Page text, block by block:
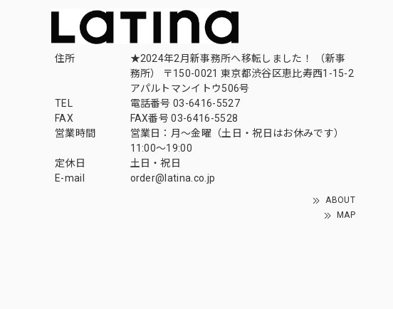
住所
★2024年2月新事務所へ移転しました！ （新事
務所） 〒150-0021 東京都渋谷区恵比寿西1-15-2
アパルトマンイトウ506号
TEL
電話番号 03-6416-5527
FAX
FAX番号 03-6416-5528
営業時間
営業日：月〜金曜（土日・祝日はお休みです）
11:00〜19:00
定休日
土日・祝日
E-mail
order@latina.co.jp
ABOUT
MAP